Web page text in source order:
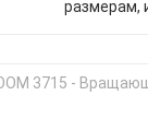
размерам,